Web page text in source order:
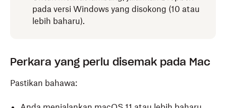
pada versi Windows yang disokong (10 atau
lebih baharu).
Perkara yang perlu disemak pada Mac
Pastikan bahawa: